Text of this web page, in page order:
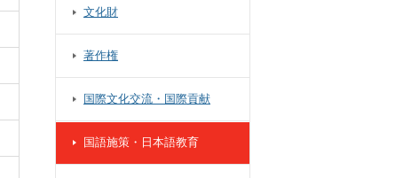
文化財
著作権
国際文化交流・国際貢献
国語施策・日本語教育